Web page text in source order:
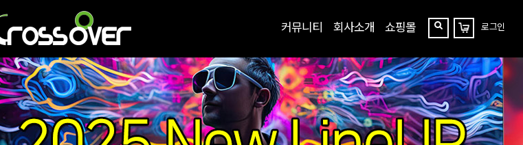
커뮤니티 회사소개 쇼핑몰
찾
장
바
니
로그인